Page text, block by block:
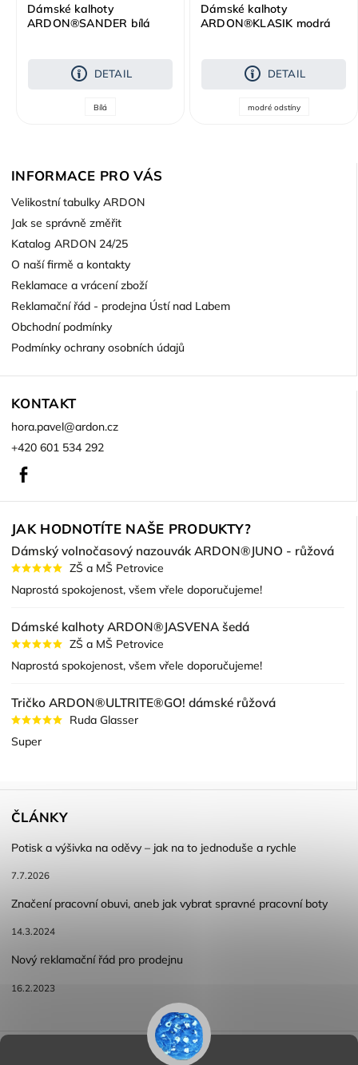
Dámské kalhoty
ARDON®SANDER bílá
DETAIL
Bílá
Dámské kalhoty
ARDON®KLASIK modrá
DETAIL
modré odstíny
INFORMACE PRO VÁS
Velikostní tabulky ARDON
Jak se správně změřit
Katalog ARDON 24/25
O naší firmě a kontakty
Reklamace a vrácení zboží
Reklamační řád - prodejna Ústí nad Labem
Obchodní podmínky
Podmínky ochrany osobních údajů
KONTAKT
hora.pavel@ardon.cz
+420 601 534 292
JAK HODNOTÍTE NAŠE PRODUKTY?
Dámský volnočasový nazouvák ARDON®JUNO - růžová
ZŠ a MŠ Petrovice
Naprostá spokojenost, všem vřele doporučujeme!
Dámské kalhoty ARDON®JASVENA šedá
ZŠ a MŠ Petrovice
Naprostá spokojenost, všem vřele doporučujeme!
Tričko ARDON®ULTRITE®GO! dámské růžová
Ruda Glasser
Super
ČLÁNKY
Potisk a výšivka na oděvy – jak na to jednoduše a rychle
7.7.2026
Značení pracovní obuvi, aneb jak vybrat spravné pracovní boty
14.3.2024
Nový reklamační řád pro prodejnu
16.2.2023
Reklamace a vracení zboží